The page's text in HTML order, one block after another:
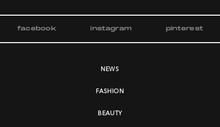
facebook instagram pinterest
NEWS
FASHION
BEAUTY